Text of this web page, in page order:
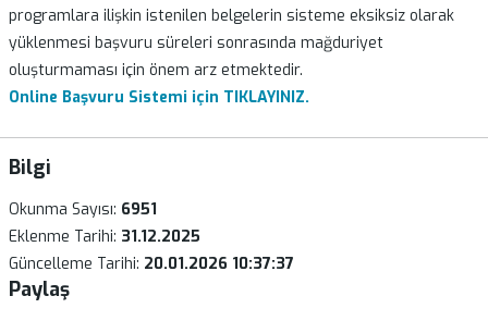
programlara ilişkin istenilen belgelerin sisteme eksiksiz olarak
yüklenmesi başvuru süreleri sonrasında mağduriyet
oluşturmaması için önem arz etmektedir.
Online Başvuru Sistemi için TIKLAYINIZ.
Bilgi
Okunma Sayısı: 6951
Eklenme Tarihi: 31.12.2025
Güncelleme Tarihi: 20.01.2026 10:37:37
Paylaş